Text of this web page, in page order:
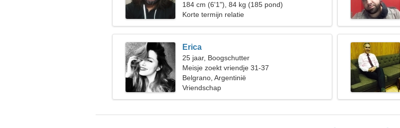
een spectaculaire vrouw
184 cm (6'1"), 84 kg (185 pond)
Korte termijn relatie
Erica
25 jaar, Boogschutter
Meisje zoekt vriendje 31-37
Belgrano, Argentinië
Vriendschap